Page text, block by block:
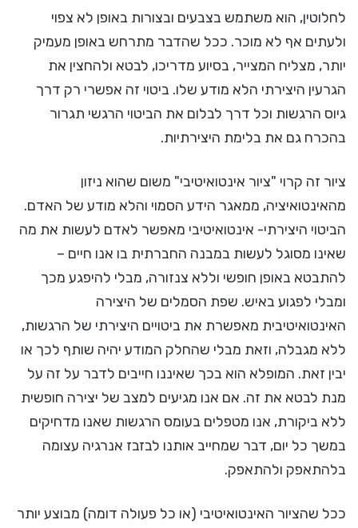
לחלוטין, הוא משתמש בצבעים ובצורות באופן לא צפוי
ולעתים אף לא מוכר. ככל שהדבר מתרחש באופן מעמיק
יותר, מצליח המצייר, בסיוע מדריכו, לבטא ולהחצין את
הגרעין היצירתי הלא מודע שלו. ביטוי זה אפשרי רק דרך
גיוס הרגשות וכל דרך לבלום את הביטוי הרגשי תגרור
בהכרח גם את בלימת היצירתיות.
ציור זה קרוי "ציור אינטואיטיבי" משום שהוא ניזון
מהאינטואיציה, ממאגר הידע הסמוי והלא מודע של האדם.
הביטוי היצירתי- אינטואיטיבי מאפשר לאדם לעשות את מה
שאינו מסוגל לעשות במבנה החברתית בו אנו חיים –
להתבטא באופן חופשי וללא צנזורה, מבלי להיפגע מכך
ומבלי לפגוע באיש. שפת הסמלים של היצירה
האינטואיטיבית מאפשרת את ביטויים היצירתי של הרגשות,
ללא מגבלה, וזאת מבלי שהחלק המודע יהיה שותף לכך או
יבין זאת. המופלא הוא בכך שאיננו חייבים לדבר על זה על
מנת לבטא את זה. אם אנו מגיעים למצב של יצירה חופשית
ללא ביקורת, אנו מטפלים בעומס הרגשות שאנו מדחיקים
במשך כל יום, דבר שמחייב אותנו לבזבז אנרגיה עצומה
בלהתאפק ולהתאפק.
ככל שהציור האינטואיטיבי (או כל פעולה דומה) מבוצע יותר